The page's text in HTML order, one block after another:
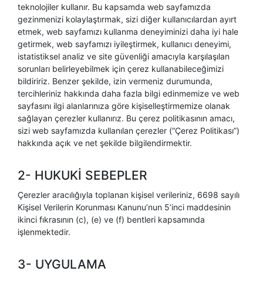
teknolojiler kullanır. Bu kapsamda web sayfamızda
gezinmenizi kolaylaştırmak, sizi diğer kullanıcılardan ayırt
etmek, web sayfamızı kullanma deneyiminizi daha iyi hale
getirmek, web sayfamızı iyileştirmek, kullanıcı deneyimi,
istatistiksel analiz ve site güvenliği amacıyla karşılaşılan
sorunları belirleyebilmek için çerez kullanabileceğimizi
bildiririz. Benzer şekilde, izin vermeniz durumunda,
tercihleriniz hakkında daha fazla bilgi edinmemize ve web
sayfasını ilgi alanlarınıza göre kişiselleştirmemize olanak
sağlayan çerezler kullanırız. Bu çerez politikasının amacı,
sizi web sayfamızda kullanılan çerezler (“Çerez Politikası”)
hakkında açık ve net şekilde bilgilendirmektir.
2- HUKUKİ SEBEPLER
Çerezler aracılığıyla toplanan kişisel verileriniz, 6698 sayılı
Kişisel Verilerin Korunması Kanunu’nun 5’inci maddesinin
ikinci fıkrasının (c), (e) ve (f) bentleri kapsamında
işlenmektedir.
3- UYGULAMA